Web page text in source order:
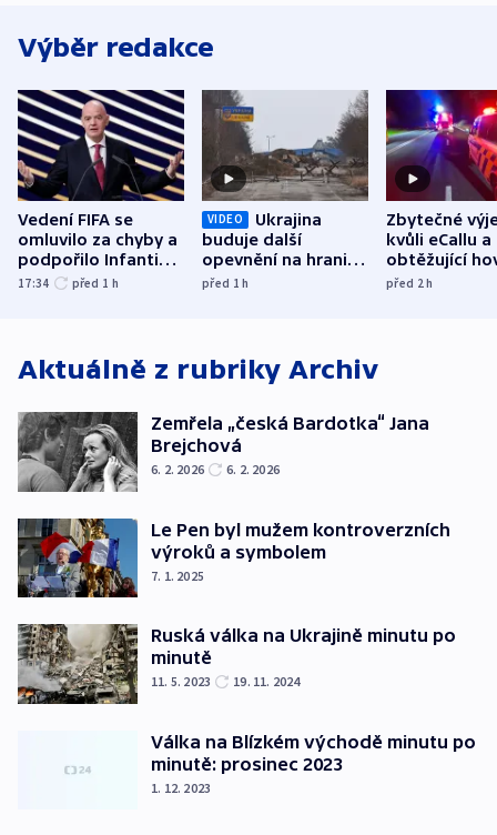
Výběr redakce
Vedení FIFA se
omluvilo za chyby a
podpořilo Infantina.
UEFA trvá na
17:34 před 1 h
VIDEO
Ukrajina
buduje další
opevnění na hranici
s Běloruskem
před 1h
Zbytečné
kvůli eCallu a
obtěžující
zdržují
před 2h
Aktuálně z rubriky Archiv
Zemřela „česká Bardotka“ Jana
Brejchová
6. 2. 2026 6. 2. 2026
Le Pen byl mužem kontroverzních
výroků a symbolem
7. 1. 2025
Ruská válka na Ukrajině minutu po
minutě
11. 5. 2023 19. 11. 2024
Válka na Blízkém východě minutu po
minutě: prosinec 2023
1. 12. 2023